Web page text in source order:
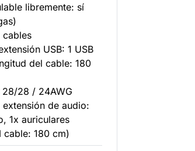
libremente: sí
cables
USB: 1 USB
del cable: 180
28/28 / 24AWG
de audio:
1x auriculares
cable: 180 cm)